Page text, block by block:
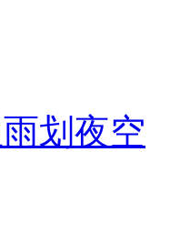
划夜空